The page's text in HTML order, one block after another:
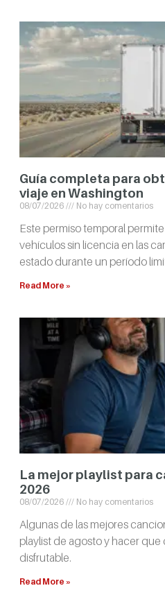
Guía completa para
viaje en Washington
08/07/2026 No hay comentarios
Este permiso temporal
vehículos sin licencia en las
estado durante un período
Read More »
La mejor playlist para
2026
08/07/2026 No hay comentarios
Algunas de las mejores
playlist de agosto y hacer que
disfrutable.
Read More »